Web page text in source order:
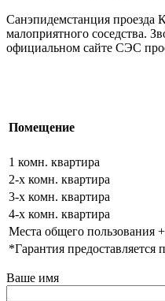
Санэпидемстанция проезда
малоприятного соседства.
официальном сайте СЭС
Помещение
1 комн. квартира
2-х комн. квартира
3-х комн. квартира
4-х комн. квартира
Места общего пользования
*Гарантия предоставляется
Ваше имя